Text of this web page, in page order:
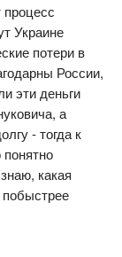
Украине
потери в
России,
эти деньги
а
- тогда к
какая